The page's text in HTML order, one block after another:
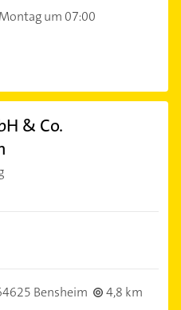
um 07:00
& Co.
Bensheim
4,8 km